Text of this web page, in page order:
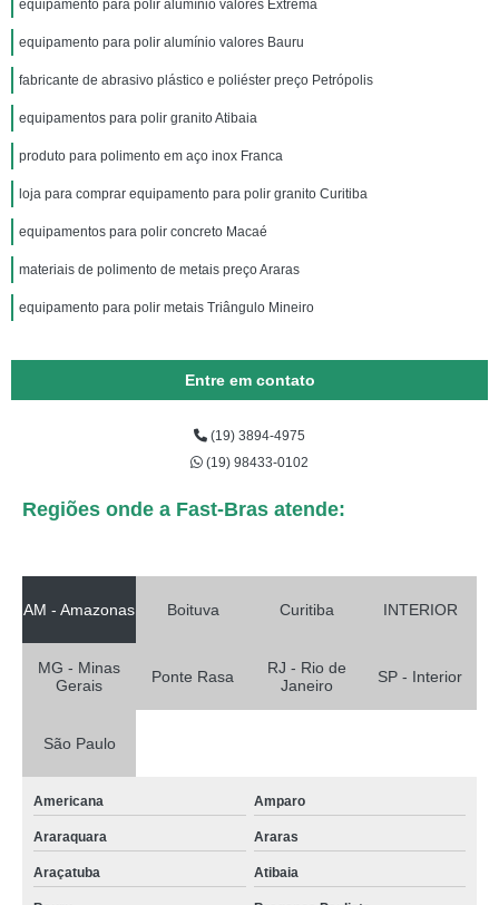
equipamento para polir alumínio valores Extrema
equipamento para polir alumínio valores Bauru
fabricante de abrasivo plástico e poliéster preço Petrópolis
equipamentos para polir granito Atibaia
produto para polimento em aço inox Franca
loja para comprar equipamento para polir granito Curitiba
equipamentos para polir concreto Macaé
materiais de polimento de metais preço Araras
equipamento para polir metais Triângulo Mineiro
Entre em contato
(19) 3894-4975
(19) 98433-0102
Regiões onde a Fast-Bras atende:
AM - Amazonas Boituva Curitiba INTERIOR
MG - Minas
Gerais
Ponte Rasa
RJ - Rio de
Janeiro
SP - Interior
São Paulo
Americana Amparo
Araraquara Araras
Araçatuba Atibaia